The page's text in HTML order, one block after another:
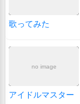
歌ってみた
no image
アイドルマスター